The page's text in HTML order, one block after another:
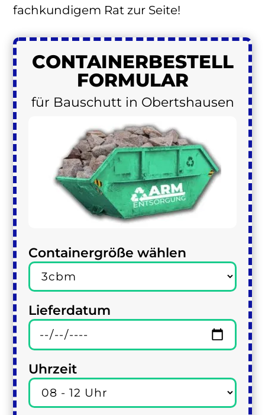
fachkundigem Rat zur Seite!
CONTAINERBESTELL
FORMULAR
für Bauschutt in Obertshausen
Containergröße wählen
Lieferdatum
Uhrzeit